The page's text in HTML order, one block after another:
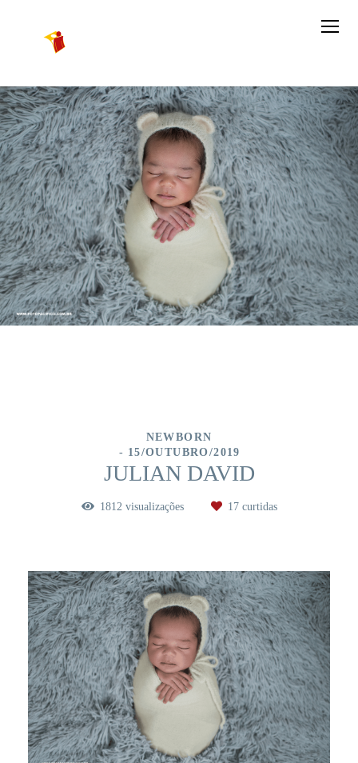
NEWBORN
15/OUTUBRO/2019
JULIAN DAVID
1812visualizações 17curtidas